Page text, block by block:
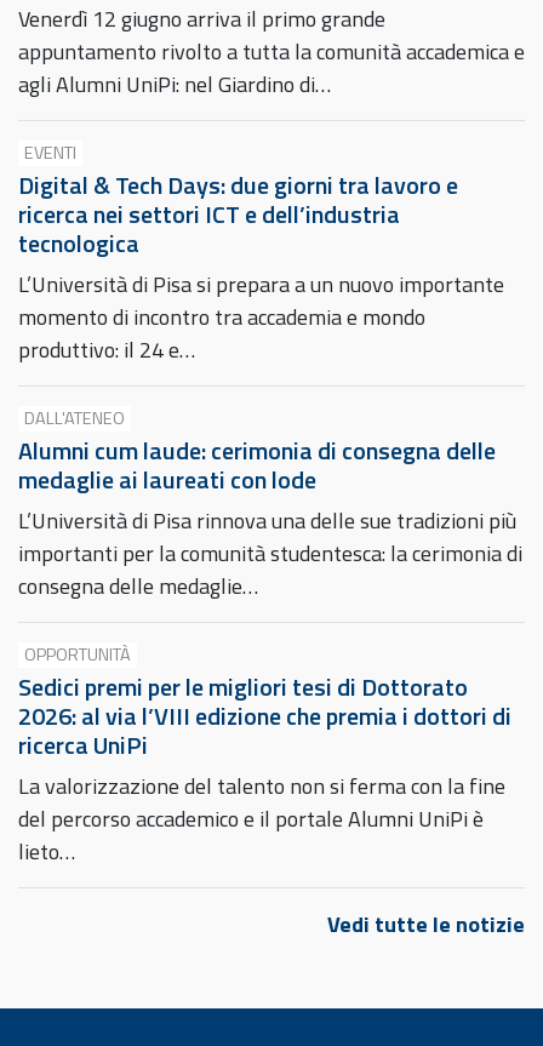
Venerdì 12 giugno arriva il primo grande
appuntamento rivolto a tutta la comunità accademica e
agli Alumni UniPi: nel Giardino di…
EVENTI
Digital & Tech Days: due giorni tra lavoro e
ricerca nei settori ICT e dell’industria
tecnologica
L’Università di Pisa si prepara a un nuovo importante
momento di incontro tra accademia e mondo
produttivo: il 24 e…
DALL'ATENEO
Alumni cum laude: cerimonia di consegna delle
medaglie ai laureati con lode
L’Università di Pisa rinnova una delle sue tradizioni più
importanti per la comunità studentesca: la cerimonia di
consegna delle medaglie…
OPPORTUNITÀ
Sedici premi per le migliori tesi di Dottorato
2026: al via l’VIII edizione che premia i dottori di
ricerca UniPi
La valorizzazione del talento non si ferma con la fine
del percorso accademico e il portale Alumni UniPi è
lieto…
Vedi tutte le notizie